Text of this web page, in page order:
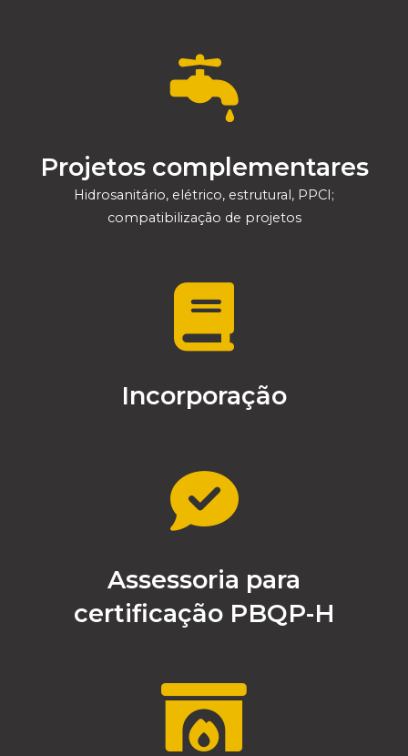
Projetos complementares
Hidrosanitário, elétrico, estrutural, PPCI;
compatibilização de projetos
Incorporação
Assessoria para
certificação PBQP-H